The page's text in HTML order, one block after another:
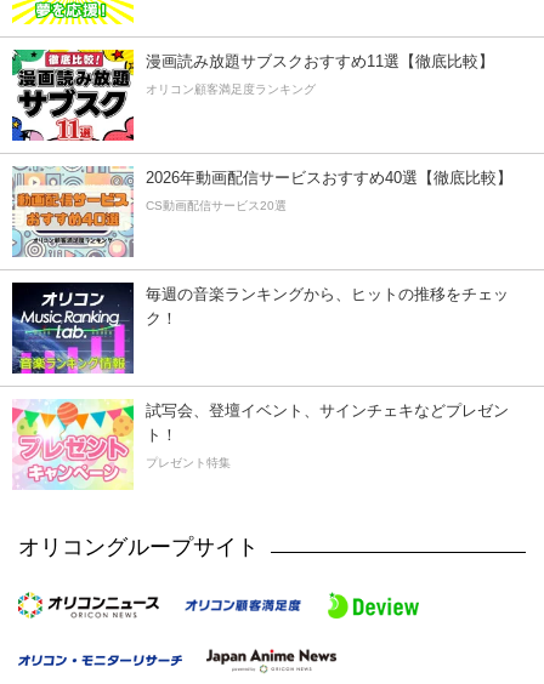
漫画読み放題サブスクおすすめ11選【徹底比較】
オリコン顧客満足度ランキング
2026年動画配信サービスおすすめ40選【徹底比較】
CS動画配信サービス20選
毎週の音楽ランキングから、ヒットの推移をチェッ
ク！
試写会、登壇イベント、サインチェキなどプレゼン
ト！
プレゼント特集
オリコングループサイト